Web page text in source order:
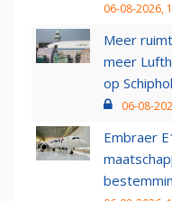
06-08-2026,
Meer
meer
op Schiphol
06-08-
Embraer